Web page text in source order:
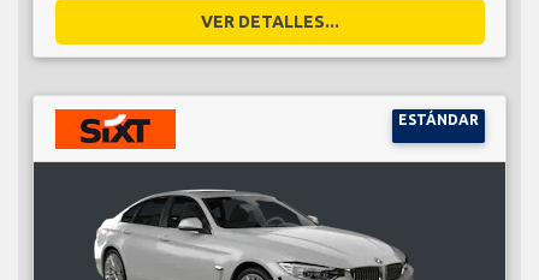
VER DETALLES...
ESTÁNDAR